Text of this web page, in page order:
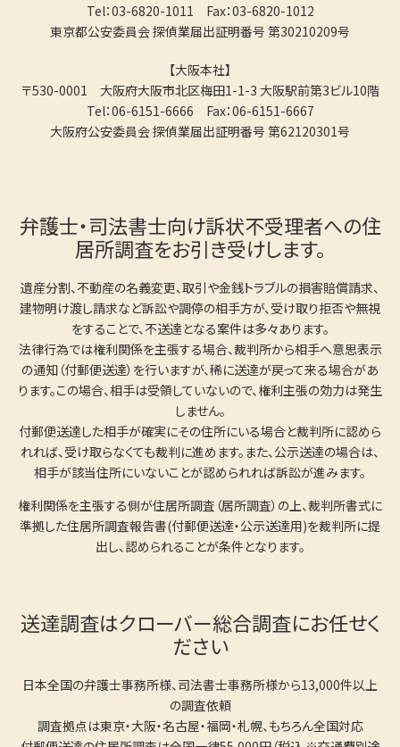
Tel：03-6820-1011 Fax：03-6820-1012
東京都公安委員会 探偵業届出証明番号 第30210209号
【大阪本社】
〒530-0001 大阪府大阪市北区梅田1-1-3 大阪駅前第3ビル10階
Tel：06-6151-6666 Fax：06-6151-6667
大阪府公安委員会 探偵業届出証明番号 第62120301号
弁護士・司法書士向け訴状不受理者への住
居所調査をお引き受けします。
遺産分割、不動産の名義変更、取引や金銭トラブルの損害賠償請求、
建物明け渡し請求など訴訟や調停の相手方が、受け取り拒否や無視
をすることで、不送達となる案件は多々あります。
法律行為では権利関係を主張する場合、裁判所から相手へ意思表示
の通知（付郵便送達）を行いますが、稀に送達が戻って来る場合があ
ります。この場合、相手は受領していないので、権利主張の効力は発生
しません。
付郵便送達した相手が確実にその住所にいる場合と裁判所に認めら
れれば、受け取らなくても裁判に進めます。また、公示送達の場合は、
相手が該当住所にいないことが認められれば訴訟が進みます。
権利関係を主張する側が住居所調査（居所調査）の上、裁判所書式に
準拠した住居所調査報告書(付郵便送達・公示送達用)を裁判所に提
出し、認められることが条件となります。
送達調査はクローバー総合調査にお任せく
ださい
日本全国の弁護士事務所様、司法書士事務所様から13,000件以上
の調査依頼
調査拠点は東京・大阪・名古屋・福岡・札幌、もちろん全国対応